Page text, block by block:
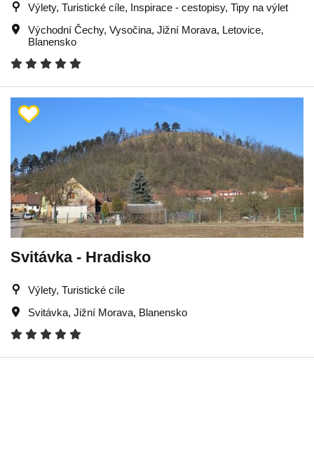
Výlety, Turistické cíle, Inspirace - cestopisy, Tipy na výlet
Východní Čechy, Vysočina, Jižní Morava, Letovice,
Blanensko
Svitávka - Hradisko
Výlety, Turistické cíle
Svitávka, Jižní Morava, Blanensko